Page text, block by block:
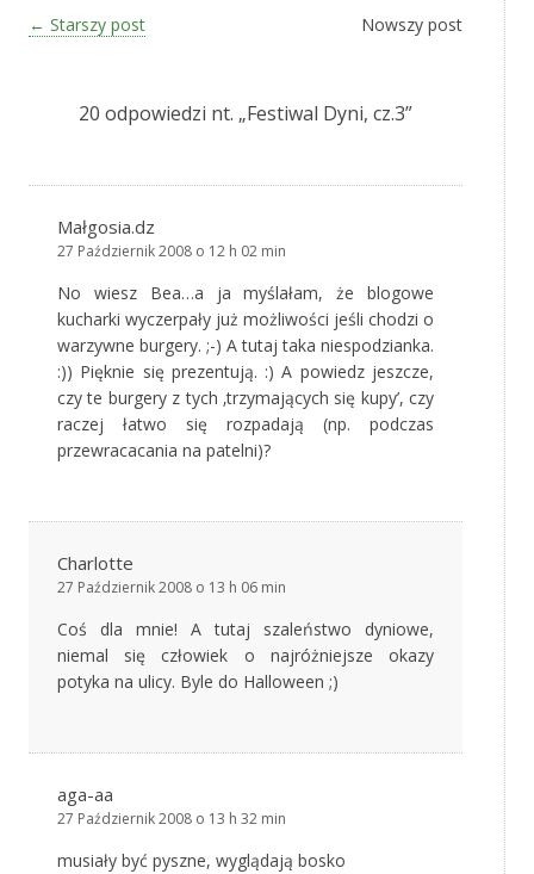
Zobacz wpisy
← Starszy post Nowszy post
20 odpowiedzi nt. „Festiwal Dyni, cz.3”
Małgosia.dz
27 Październik 2008 o 12 h 02 min
No wiesz Bea…a ja myślałam, że blogowe
kucharki wyczerpały już możliwości jeśli chodzi o
warzywne burgery. ;-) A tutaj taka niespodzianka.
:)) Pięknie się prezentują. :) A powiedz jeszcze,
czy te burgery z tych ‚trzymających się kupy’, czy
raczej łatwo się rozpadają (np. podczas
przewracacania na patelni)?
Charlotte
27 Październik 2008 o 13 h 06 min
Coś dla mnie! A tutaj szaleństwo dyniowe,
niemal się człowiek o najróżniejsze okazy
potyka na ulicy. Byle do Halloween ;)
aga-aa
27 Październik 2008 o 13 h 32 min
musiały być pyszne, wyglądają bosko